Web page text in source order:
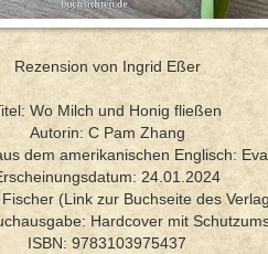
Rezension von Ingrid Eßer
Wo Milch und Honig fließen
Autorin: C Pam Zhang
dem amerikanischen Englisch:
24.01.2024
(Link zur Buchseite des
Hardcover mit
ISBN: 9783103975437